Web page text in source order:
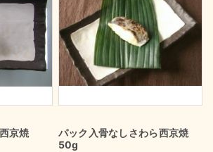
京焼
パック入骨なしさわら西京焼
50g